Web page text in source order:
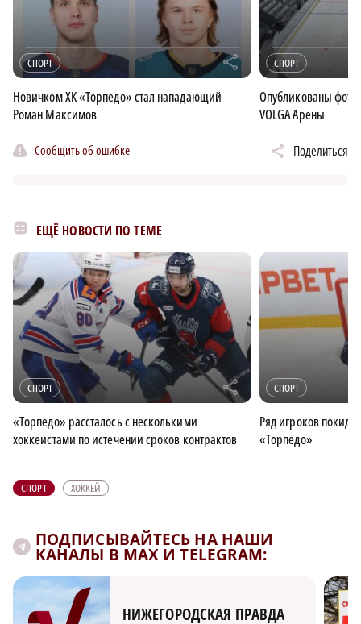
СПОРТ r
Новичком ХК «Торпедо» стал нападающий
Роман Максимов
СПОРТ
Опубликованы
VOLGA Арены
Сообщить об ошибке Поделиться
ЕЩЁ НОВОСТИ ПО ТЕМЕ
СПОРТ r
«Торпедо» рассталось с несколькими
хоккеистами по истечении сроков контрактов
СПОРТ
Ряд игроков
«Торпедо»
СПОРТ ХОККЕЙ
ПОДПИСЫВАЙТЕСЬ НА НАШИ
КАНАЛЫ В MAX И TELEGRAM:
НИЖЕГОРОДСКАЯ ПРАВДА